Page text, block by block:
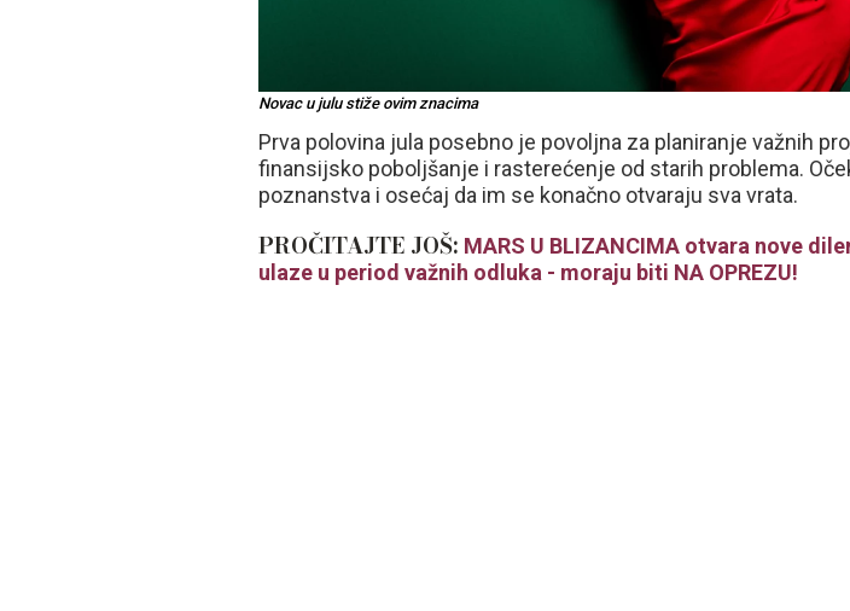
Novac u julu stiže ovim znacima
Prva polovina jula posebno je povoljna za planiranje važnih
finansijsko poboljšanje i rasterećenje od starih problema.
poznanstva i osećaj da im se konačno otvaraju sva vrata.
PROČITAJTE JOŠ: MARS U BLIZANCIMA otvara nove
ulaze u period važnih odluka - moraju biti NA OPREZU!